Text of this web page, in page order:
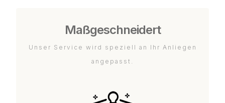
Maßgeschneidert
Unser Service wird speziell an Ihr Anliegen
angepasst.